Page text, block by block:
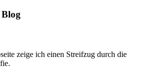
Blog
zeige ich einen Streifzug durch die